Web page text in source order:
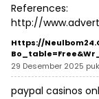
References:
http://
Https://
29 Desember 2025
paypal casinos